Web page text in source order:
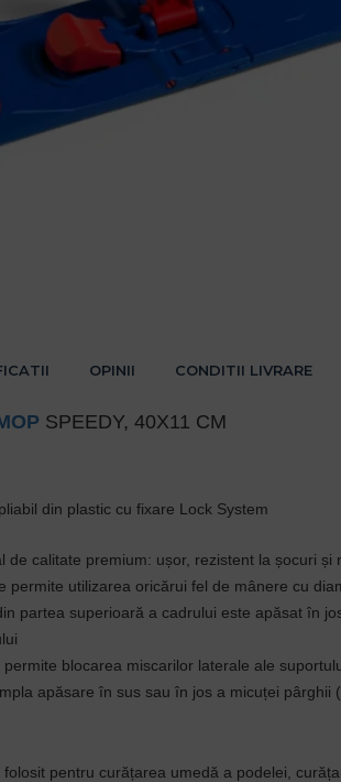
OPINII CONDITII LIVRARE
SPEEDY, 40X11 CM
pliabil din plastic cu fixare Lock System
de calitate premium: ușor, rezistent la șocuri și
permite utilizarea oricărui fel de mânere cu
partea superioară a cadrului este apăsat în
blocarea miscarilor laterale ale
apăsare în sus sau în jos a micuței
pentru curățarea umedă a podelei,